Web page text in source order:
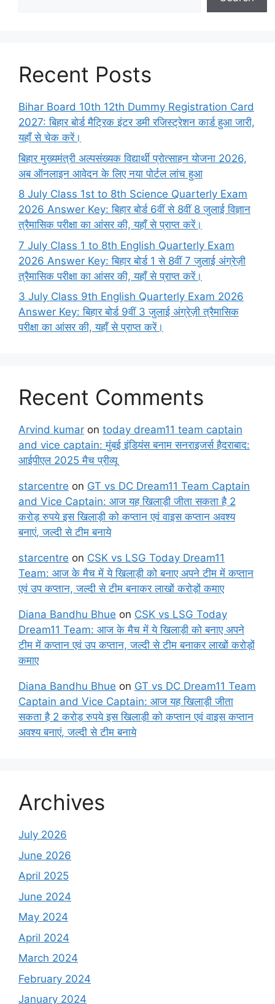
Recent Posts
Bihar Board 10th 12th Dummy Registration Card
2027: बिहार बोर्ड मैट्रिक इंटर डमी रजिस्ट्रेशन कार्ड हुआ जारी,
यहाँ से चेक करें।
बिहार मुख्यमंत्री अल्पसंख्यक विद्यार्थी प्रोत्साहन योजना 2026,
अब ऑनलाइन आवेदन के लिए नया पोर्टल लांच हुआ
8 July Class 1st to 8th Science Quarterly Exam
2026 Answer Key: बिहार बोर्ड 6वीं से 8वीं 8 जुलाई विज्ञान
त्रैमासिक परीक्षा का आंसर की, यहाँ से प्राप्त करें।
7 July Class 1 to 8th English Quarterly Exam
2026 Answer Key: बिहार बोर्ड 1 से 8वीं 7 जुलाई अंग्रेज़ी
त्रैमासिक परीक्षा का आंसर की, यहाँ से प्राप्त करें।
3 July Class 9th English Quarterly Exam 2026
Answer Key: बिहार बोर्ड 9वीं 3 जुलाई अंग्रेज़ी त्रैमासिक
परीक्षा का आंसर की, यहाँ से प्राप्त करें।
Recent Comments
Arvind kumar on today dream11 team captain
and vice captain: मुंबई इंडियंस बनाम सनराइजर्स हैदराबाद:
आईपीएल 2025 मैच प्रीव्यू
starcentre on GT vs DC Dream11 Team Captain
and Vice Captain: आज यह खिलाड़ी जीता सकता है 2
करोड़ रुपये इस खिलाड़ी को कप्तान एवं वाइस कप्तान अवश्य
बनाएं, जल्दी से टीम बनाये
starcentre on CSK vs LSG Today Dream11
Team: आज के मैच में ये खिलाड़ी को बनाए अपने टीम में कप्तान
एवं उप कप्तान, जल्दी से टीम बनाकर लाखों करोड़ों कमाए
Diana Bandhu Bhue on CSK vs LSG Today
Dream11 Team: आज के मैच में ये खिलाड़ी को बनाए अपने
टीम में कप्तान एवं उप कप्तान, जल्दी से टीम बनाकर लाखों करोड़ों
कमाए
Diana Bandhu Bhue on GT vs DC Dream11 Team
Captain and Vice Captain: आज यह खिलाड़ी जीता
सकता है 2 करोड़ रुपये इस खिलाड़ी को कप्तान एवं वाइस कप्तान
अवश्य बनाएं, जल्दी से टीम बनाये
Archives
July 2026
June 2026
April 2025
June 2024
May 2024
April 2024
March 2024
February 2024
January 2024